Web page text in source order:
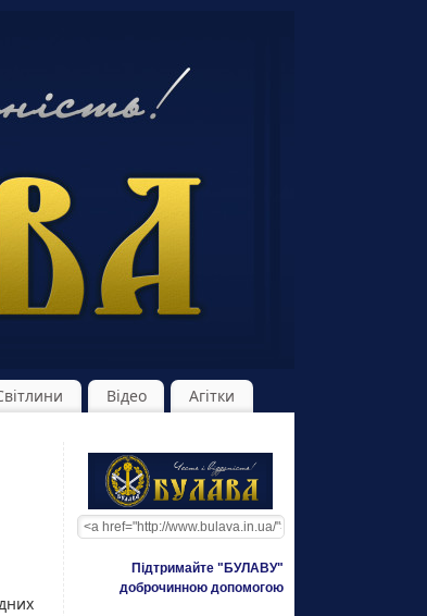
Відео Агітки
Підтримайте "БУЛАВУ"
доброчинною допомогою